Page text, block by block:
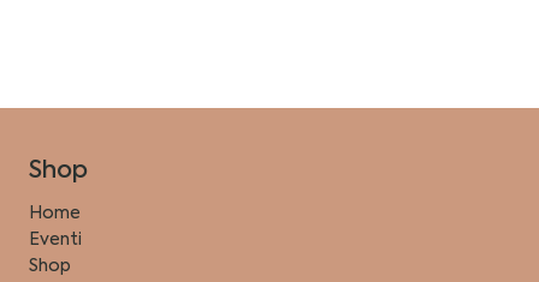
Shop
Home
Eventi
Shop